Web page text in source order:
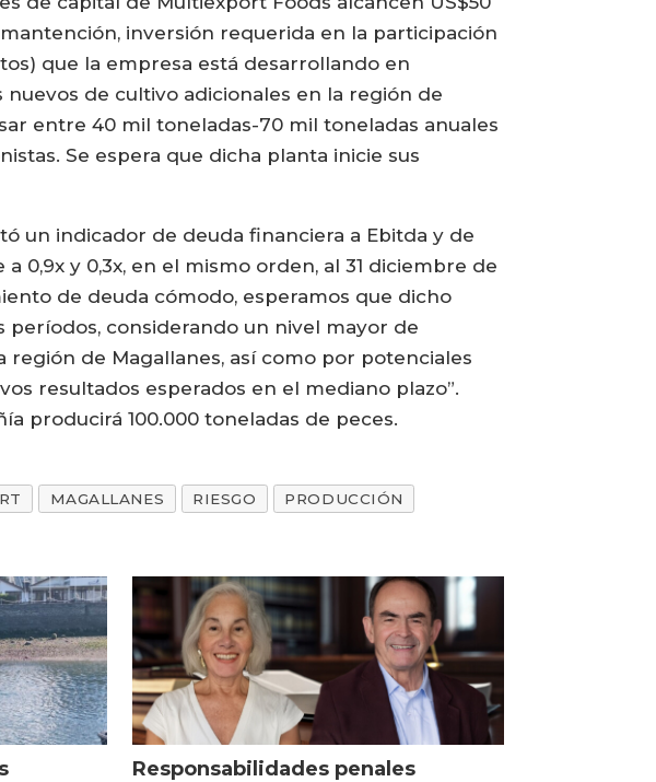
inversión requerida en la participación
que la empresa está desarrollando en
de cultivo adicionales en la región de
entre 40 mil toneladas-70 mil toneladas anuales
Se espera que dicha planta inicie sus
un indicador de deuda financiera a Ebitda y de
0,9x y 0,3x, en el mismo orden, al 31 diciembre de
de deuda cómodo, esperamos que dicho
períodos, considerando un nivel mayor de
región de Magallanes, así como por potenciales
resultados esperados en el mediano plazo”.
producirá 100.000 toneladas de peces.
MAGALLANES RIESGO PRODUCCIÓN
Responsabilidades penales